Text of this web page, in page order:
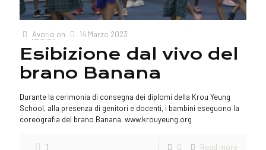
Avorio on 14 Marzo 2023
Esibizione dal vivo del
brano Banana
Durante la cerimonia di consegna dei diplomi della Krou Yeung
School, alla presenza di genitori e docenti, i bambini eseguono la
coreografia del brano Banana. www.krouyeung.org
1 0 Read more